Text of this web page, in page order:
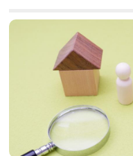
画マーケティング、そしてメ
のマーケティング手法を幅
これらの手法を駆使すれば、
を高め、競争の激しい市場で
会社の運営に携わるみなさん
イスとなっているので、ぜひ